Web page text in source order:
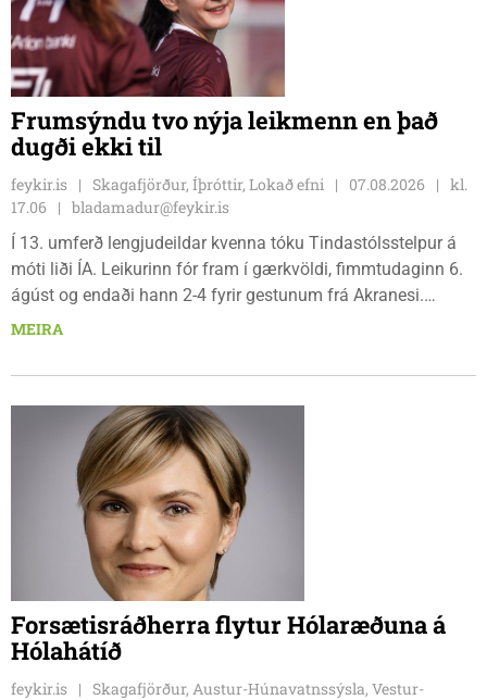
Frumsýndu tvo nýja leikmenn en það
dugði ekki til
feykir.is Skagafjörður, Íþróttir, Lokað efni 07.08.2026
kl.
17.06
bladamadur@feykir.is
Í 13. umferð lengjudeildar kvenna tóku Tindastólsstelpur á
móti liði ÍA. Leikurinn fór fram í gærkvöldi, fimmtudaginn 6.
ágúst og endaði hann 2-4 fyrir gestunum frá Akranesi.
Tindastólsliðið frumsýndi tvo nýja leikmenn en þær dönsku
tvíburar.
MEIRA
Forsætisráðherra flytur Hólaræðuna á
Hólahátíð
feykir.is
Skagafjörður, Austur-Húnavatnssýsla, Vestur-